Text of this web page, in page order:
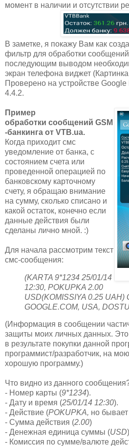
момент в наличии и отсутствии
В заметке, я покажу Вам как
фильтр для обработки
последующим выводом
экран телефона виджет
Проверено на устройстве
4.4.2.
Пример
обработки сообщений GSM
-банкинга от VTB.ua.
Когда приходит смс
уведомление от банка, с
состоянием счета или
проведенной операцией по
банковскому карточному
счету, я обращаю внимание
на сумму, сколько списано и
какой остаток, конечно если
данные действия были
сделаны лично мной. :)
Для начала рассмотрим текст
смс-сообщения:
(KARTA 9*1234 25/01/14
12:30, POKUPKA 2.00
USD(KOMISSIYA 0.25 UAH)
GOOGLE.COM, USA,
(Информация в сообщении
защиты моих личных данных.
в результате покупки данной
программист/разработчик, на
хорошую программу.)
Что видно из данного
- Номер карты (9*1234).
- Дату и время (25/01/14 12:30).
- Действие (POKUPKA, но бывает
- Сумма действия (2.00)
- Денежная единица суммы (USD)
- Комиссия по сумме/валюте